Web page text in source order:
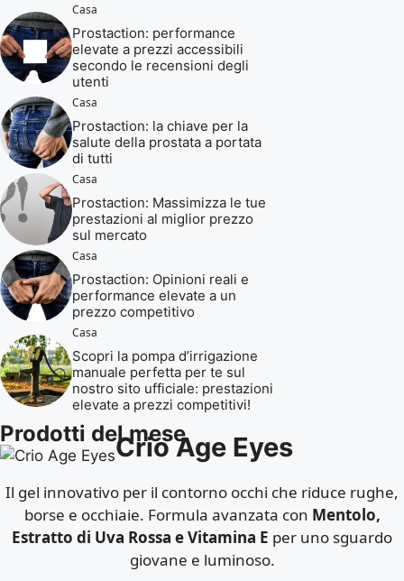
Casa
Prostaction: performance
elevate a prezzi accessibili
secondo le recensioni degli
utenti
Casa
Prostaction: la chiave per la
salute della prostata a portata
di tutti
Casa
Prostaction: Massimizza le tue
prestazioni al miglior prezzo
sul mercato
Casa
Prostaction: Opinioni reali e
performance elevate a un
prezzo competitivo
Casa
Scopri la pompa d’irrigazione
manuale perfetta per te sul
nostro sito ufficiale: prestazioni
elevate a prezzi competitivi!
Prodotti del meseCrio Age Eyes
Il gel innovativo per il contorno occhi che riduce rughe,
borse e occhiaie. Formula avanzata con Mentolo,
Estratto di Uva Rossa e Vitamina E per uno sguardo
giovane e luminoso.